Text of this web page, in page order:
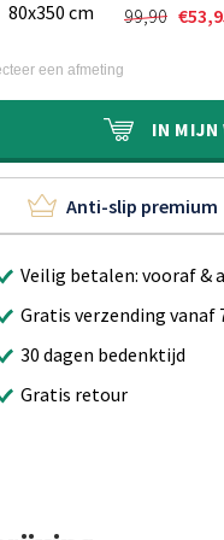
was:
is:
80x350 cm 99,90
was:
€99,90.
€
Huidige
is:
€53,95.
een afmeting
IN MIJN
Anti-slip premium
Veilig betalen: vooraf &
Gratis verzending vanaf
30 dagen bedenktijd
Gratis retour